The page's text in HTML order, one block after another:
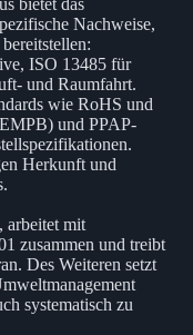
Nachweise,
ISO 13485 für
und Raumfahrt.
wie RoHS und
und PPAP-
Herkunft und
mit
zusammen und treibt
Des Weiteren setzt
systematisch zu